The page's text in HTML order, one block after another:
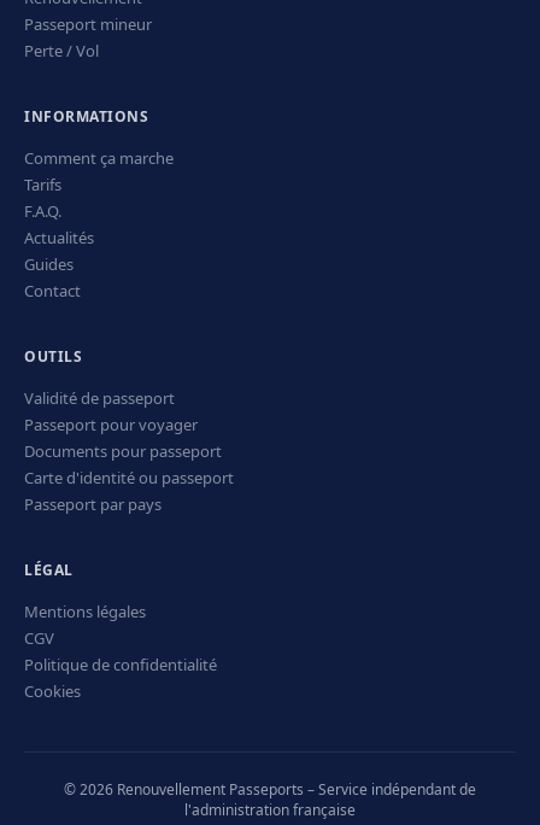
Passeport mineur
Perte / Vol
INFORMATIONS
Comment ça marche
Tarifs
F.A.Q.
Actualités
Guides
Contact
OUTILS
Validité de passeport
Passeport pour voyager
Documents pour passeport
Carte d'identité ou passeport
Passeport par pays
LÉGAL
Mentions légales
CGV
Politique de confidentialité
Cookies
© 2026 Renouvellement Passeports – Service indépendant de
l'administration française